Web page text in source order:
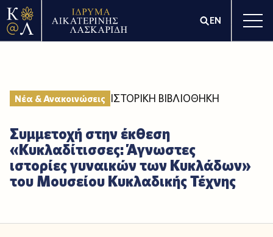
EN
Νέα & Ανακοινώσεις ΙΣΤΟΡΙΚΗ ΒΙΒΛΙΟΘΗΚΗ
Συμμετοχή στην έκθεση
«Κυκλαδίτισσες: Άγνωστες
ιστορίες γυναικών των Κυκλάδων»
του Μουσείου Κυκλαδικής Τέχνης